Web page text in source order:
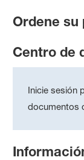
Ordene su
Centro de
Inicie sesión
documentos